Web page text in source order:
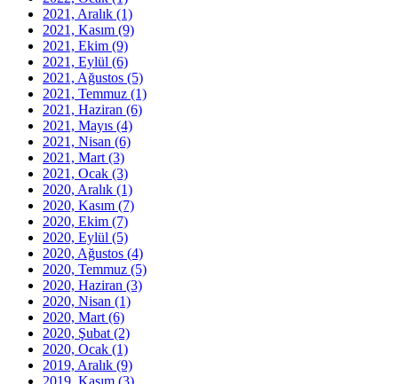
2021, Aralık (1)
2021, Kasım (9)
2021, Ekim (9)
2021, Eylül (6)
2021, Ağustos (5)
2021, Temmuz (1)
2021, Haziran (6)
2021, Mayıs (4)
2021, Nisan (6)
2021, Mart (3)
2021, Ocak (3)
2020, Aralık (1)
2020, Kasım (7)
2020, Ekim (7)
2020, Eylül (5)
2020, Ağustos (4)
2020, Temmuz (5)
2020, Haziran (3)
2020, Nisan (1)
2020, Mart (6)
2020, Şubat (2)
2020, Ocak (1)
2019, Aralık (9)
2019, Kasım (3)